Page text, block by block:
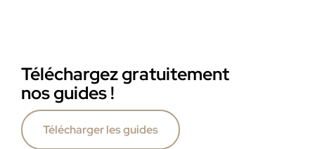
Téléchargez gratuitement
nos guides !
Télécharger les guides